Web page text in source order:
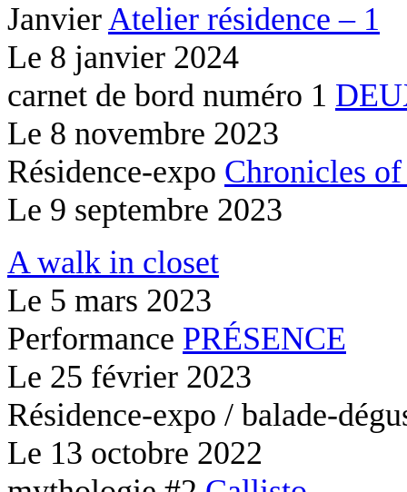
JanvierAtelier résidence – 1
Le 8 janvier 2024
carnet de bord numéro 1
Le 8 novembre 2023
Résidence-expo Chronicles
Le 9 septembre 2023
A walk in closet
Le 5 mars 2023
Performance PRÉSENCE
Le 25 février 2023
Résidence-expo / balade-
Le 13 octobre 2022